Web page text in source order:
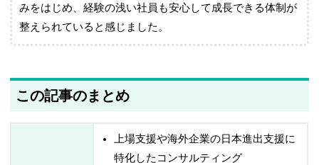
みをはじめ、経験の浅い社員も安心して成長できる体制が
整えられていると感じました。
この記事のまとめ
上場支援や海外企業の日本進出支援に
特化したコンサルティング